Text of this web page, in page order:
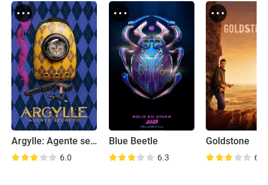
Argylle: Agente secreto
6.0
Blue Beetle
6.3
Goldstone
6.6